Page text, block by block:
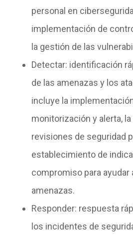
personal en
implementación de
la gestión de las
Detectar: identificación
de las amenazas y los
incluye la
monitorización y alerta,
revisiones de seguridad
establecimiento de
compromiso para ayudar
amenazas.
Responder: respuesta
los incidentes de